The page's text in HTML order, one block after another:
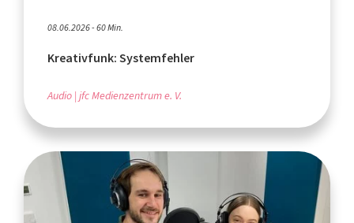
08.06.2026 - 60 Min.
Kreativfunk: Systemfehler
Audio jfc Medienzentrum e. V.